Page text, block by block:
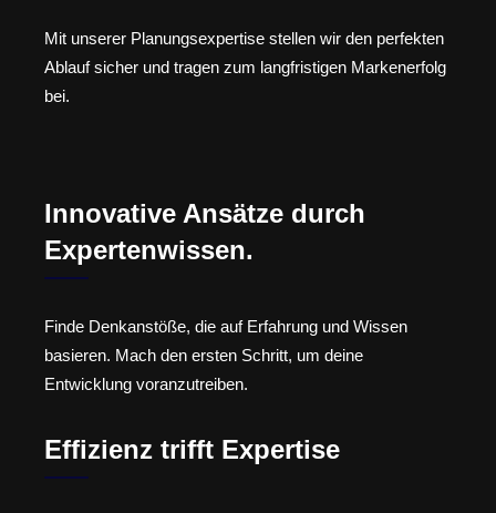
Mit unserer Planungsexpertise stellen wir den perfekten
Ablauf sicher und tragen zum langfristigen Markenerfolg
bei.
Innovative Ansätze durch
Expertenwissen.
Finde Denkanstöße, die auf Erfahrung und Wissen
basieren. Mach den ersten Schritt, um deine
Entwicklung voranzutreiben.
Effizienz trifft Expertise